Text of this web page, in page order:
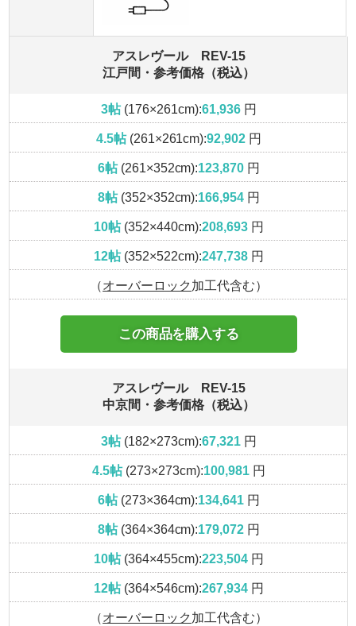
アスレヴール REV-15
江戸間・参考価格（税込）
3帖(176×261cm):61,936円
4.5帖(261×261cm):92,902 円
6帖(261×352cm):123,870 円
8帖(352×352cm):166,954 円
10帖(352×440cm):208,693円
12帖(352×522cm):247,738円
（オーバーロック 加工代含む）
この商品を購入する
アスレヴール REV-15
中京間・参考価格（税込）
3帖(182×273cm):67,321円
4.5帖(273×273cm):100,981円
6帖(273×364cm):134,641 円
8帖(364×364cm):179,072 円
10帖(364×455cm):223,504円
12帖(364×546cm):267,934円
（オーバーロック 加工代含む）